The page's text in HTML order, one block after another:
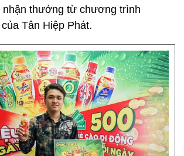
thưởng từ chương trình
Tân Hiệp Phát.